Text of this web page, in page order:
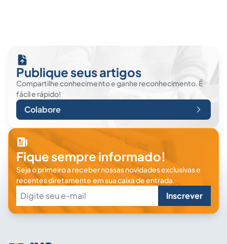
Publique seus artigos
Compartilhe conhecimento e ganhe reconhecimento. É
fácil e rápido!
Colabore
Fique sempre informado!
Seja o primeiro a receber nossas novidades exclusivas e
recentes diretamente em sua caixa de entrada.
Inscrever